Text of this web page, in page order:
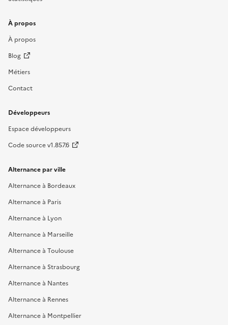
À propos
À propos
Blog
Métiers
Contact
Développeurs
Espace développeurs
Code source v1.857.6
Alternance par ville
Alternance à Bordeaux
Alternance à Paris
Alternance à Lyon
Alternance à Marseille
Alternance à Toulouse
Alternance à Strasbourg
Alternance à Nantes
Alternance à Rennes
Alternance à Montpellier